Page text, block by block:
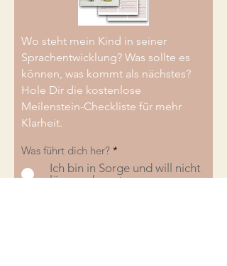
Wo steht mein Kind in seiner
Sprachentwicklung? Was sollte es
können, was kommt als nächstes?
Hole Dir die kostenlose
Meilenstein-Checkliste für mehr
Klarheit.
Was führt dich her? *
Ich bin in Sorge und will nicht
länger abwarten